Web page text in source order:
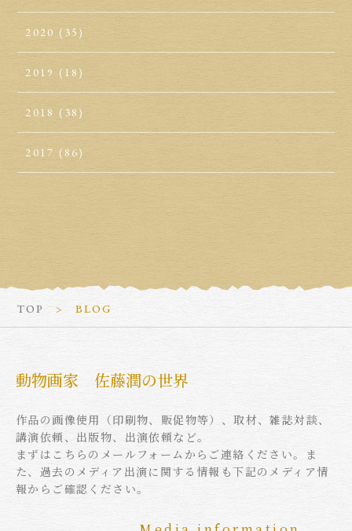
2020 (35)
2019 (18)
2018 (38)
2017 (86)
TOP BLOG
動物画家 佐藤潤の世界
作品の画像使用（印刷物、販促物等）、取材、雑誌対談、
講演依頼、出版物、出演依頼など。
まずはこちらのメールフォームからご連絡ください。ま
た、過去のメディア出演に関する情報も下記のメディア情
報からご確認ください。